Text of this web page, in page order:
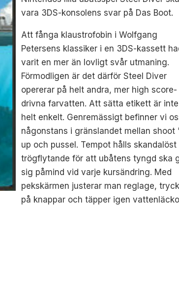
vara 3DS-konsolens svar på Das Boot.
Att fånga klaustrofobin i Wolfgang
Petersens klassiker i en 3DS-kassett
varit en mer än lovligt svår utmaning.
Förmodligen är det därför Steel Diver
opererar på helt andra, mer high score-
drivna farvatten. Att sätta etikett är inte
helt enkelt. Genremässigt befinner vi
någonstans i gränslandet mellan shoot
up och pussel. Tempot hålls skandalöst
trögflytande för att ubåtens tyngd ska
sig påmind vid varje kursändring. Med
pekskärmen justerar man reglage,
på knappar och täpper igen